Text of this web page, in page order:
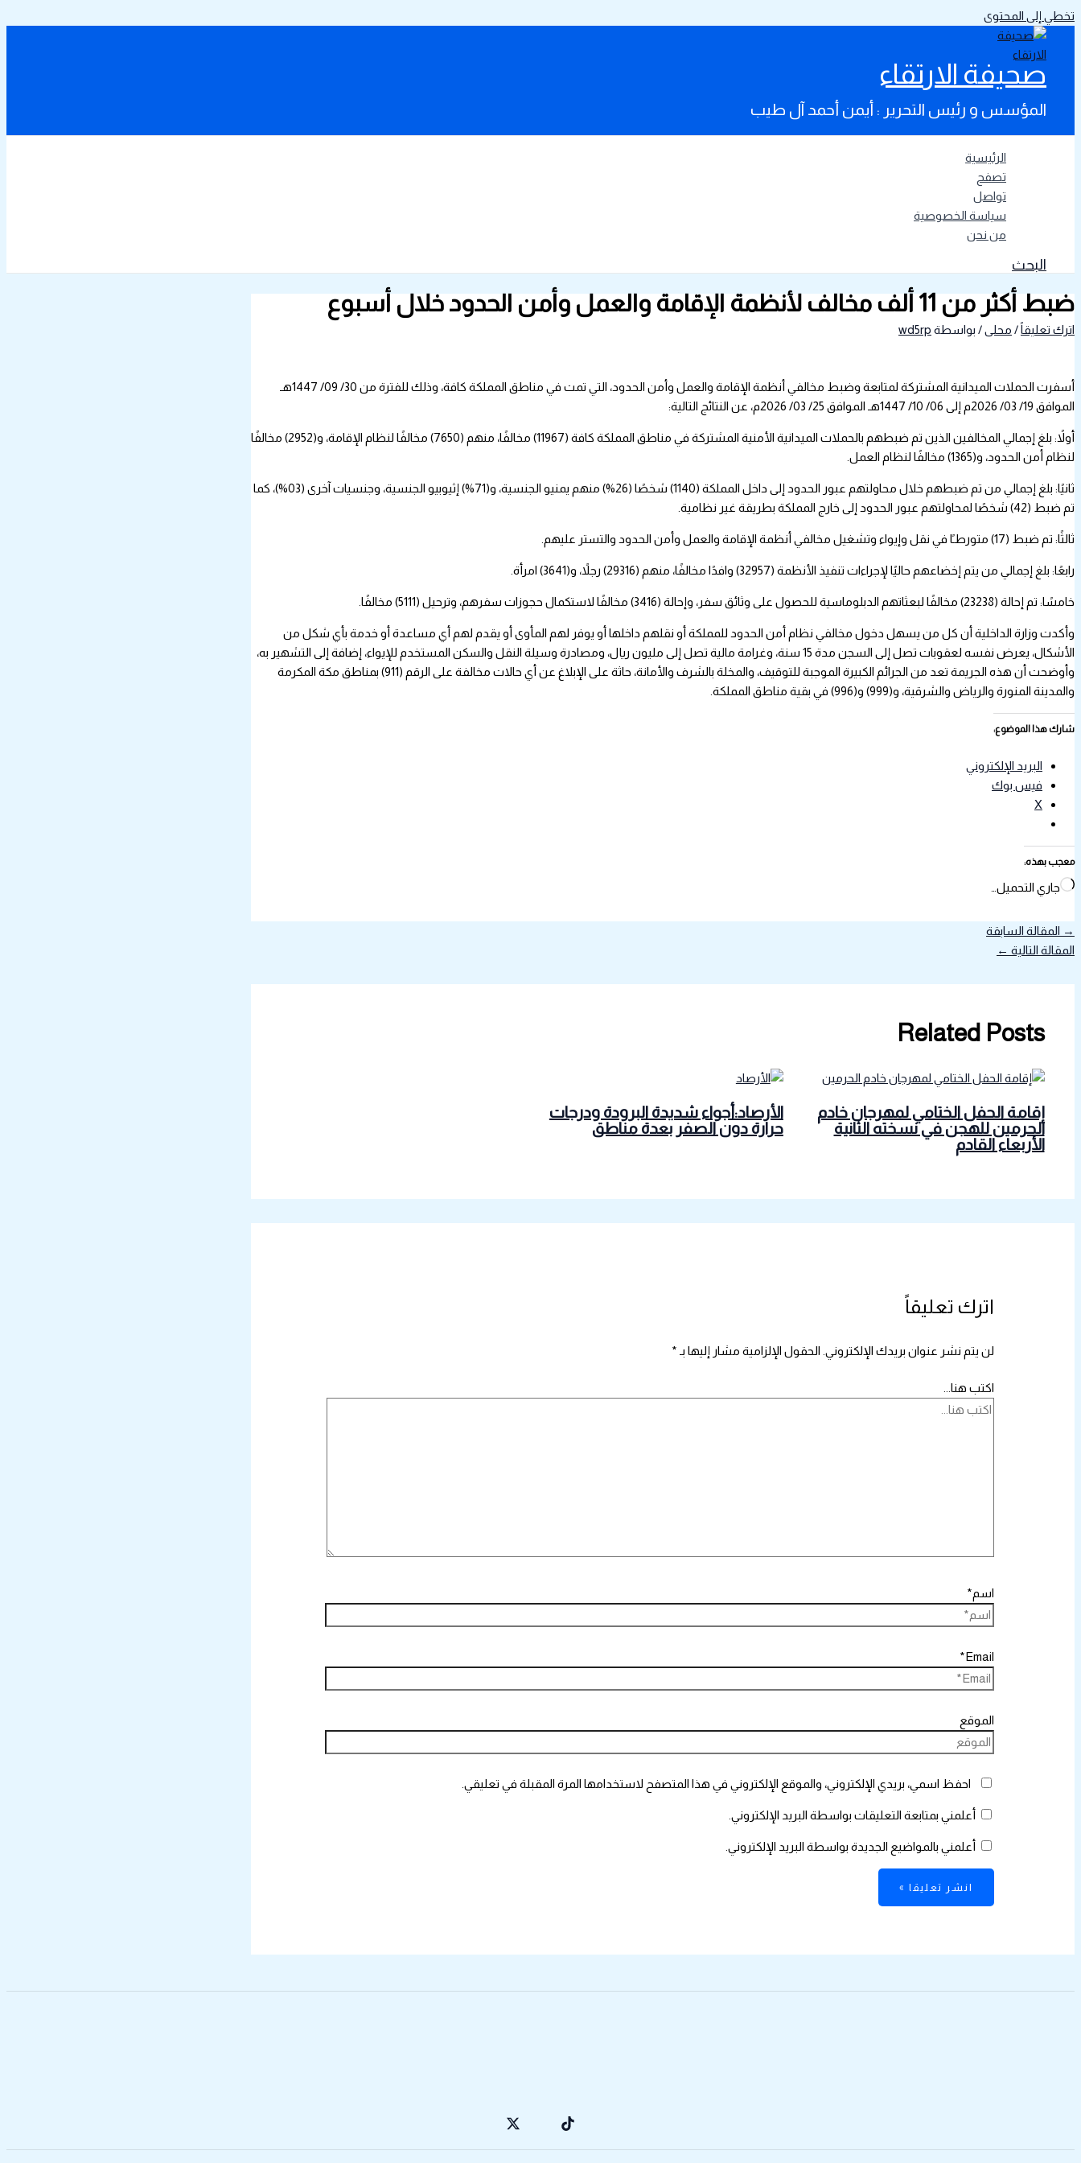
تخطي إلى المحتوى
صحيفة الارتقاء
المؤسس و رئيس التحرير : أيمن أحمد آل طيب
الرئيسية
تصفح
تواصل
سياسة الخصوصية
من نحن
البحث
ضبط أكثر من 11 ألف مخالف لأنظمة الإقامة والعمل وأمن الحدود خلال أسبوع
اترك تعليقاً/ محلى/ بواسطة wd5rp
أسفرت الحملات الميدانية المشتركة لمتابعة وضبط مخالفي أنظمة الإقامة والعمل وأمن الحدود، التي تمت في مناطق المملكة كافة، وذلك للفترة من 30/ 09/ 1447هـ
الموافق 19/ 03/ 2026م إلى 06/ 10/ 1447هـ الموافق 25/ 03/ 2026م، عن النتائج التالية:
أولاً: بلغ إجمالي المخالفين الذين تم ضبطهم بالحملات الميدانية الأمنية المشتركة في مناطق المملكة كافة (11967) مخالفًا، منهم (7650) مخالفًا لنظام الإقامة، و(2952) مخالفًا
لنظام أمن الحدود، و(1365) مخالفًا لنظام العمل.
ثانيًا: بلغ إجمالي من تم ضبطهم خلال محاولتهم عبور الحدود إلى داخل المملكة (1140) شخصًا (26%) منهم يمنيو الجنسية، و(71%) إثيوبيو الجنسية، وجنسيات آخرى (03%)، كما
تم ضبط (42) شخصًا لمحاولتهم عبور الحدود إلى خارج المملكة بطريقة غير نظامية.
ثالثًا: تم ضبط (17) متورطـًا في نقل وإيواء وتشغيل مخالفي أنظمة الإقامة والعمل وأمن الحدود والتستر عليهم.
رابعًا: بلغ إجمالي من يتم إخضاعهم حاليًا لإجراءات تنفيذ الأنظمة (32957) وافدًا مخالفًا، منهم (29316) رجلاً، و(3641) امرأة.
خامسًا: تم إحالة (23238) مخالفًا لبعثاتهم الدبلوماسية للحصول على وثائق سفر، وإحالة (3416) مخالفًا لاستكمال حجوزات سفرهم، وترحيل (5111) مخالفًا.
وأكدت وزارة الداخلية أن كل من يسهل دخول مخالفي نظام أمن الحدود للمملكة أو نقلهم داخلها أو يوفر لهم المأوى أو يقدم لهم أي مساعدة أو خدمة بأي شكل من
الأشكال، يعرض نفسه لعقوبات تصل إلى السجن مدة 15 سنة، وغرامة مالية تصل إلى مليون ريال، ومصادرة وسيلة النقل والسكن المستخدم للإيواء، إضافة إلى التشهير به،
وأوضحت أن هذه الجريمة تعد من الجرائم الكبيرة الموجبة للتوقيف، والمخلة بالشرف والأمانة، حاثة على الإبلاغ عن أي حالات مخالفة على الرقم (911) بمناطق مكة المكرمة
والمدينة المنورة والرياض والشرقية، و(999) و(996) في بقية مناطق المملكة.
شارك هذا الموضوع:
البريد الإلكتروني
فيس بوك
X
معجب بهذه:
جاري التحميل…
→ المقالة السابقة
المقالة التالية ←
Related Posts
إقامة الحفل الختامي لمهرجان خادم
الحرمين للهجن في نسخته الثانية
الأربعاء القادم
الأرصاد:أجواء شديدة البرودة ودرجات
حرارة دون الصفر بعدة مناطق
اترك تعليقاً
لن يتم نشر عنوان بريدك الإلكتروني. الحقول الإلزامية مشار إليها بـ *
اكتب هنا...
اسم*
Email*
الموقع
احفظ اسمي، بريدي الإلكتروني، والموقع الإلكتروني في هذا المتصفح لاستخدامها المرة المقبلة في تعليقي.
أعلمني بمتابعة التعليقات بواسطة البريد الإلكتروني.
أعلمني بالمواضيع الجديدة بواسطة البريد الإلكتروني.